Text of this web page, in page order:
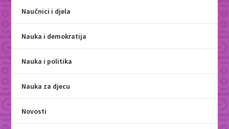
Naučnici i djela
Nauka i demokratija
Nauka i politika
Nauka za djecu
Novosti